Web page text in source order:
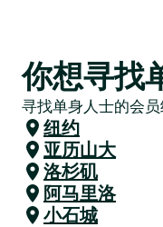
你想寻找
寻找单身人士的会员
纽约
亚历山大
洛杉矶
阿马里洛
小石城